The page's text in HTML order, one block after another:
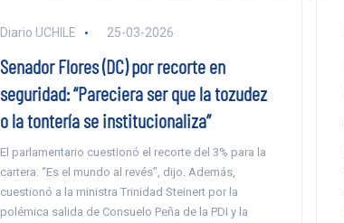
Diario UCHILE 25-03-2026
Senador Flores (DC) por recorte en
seguridad: “Pareciera ser que la tozudez
o la tontería se institucionaliza”
El parlamentario cuestionó el recorte del 3% para la
cartera: “Es el mundo al revés”, dijo. Además,
cuestionó a la ministra Trinidad Steinert por la
polémica salida de Consuelo Peña de la PDI y la